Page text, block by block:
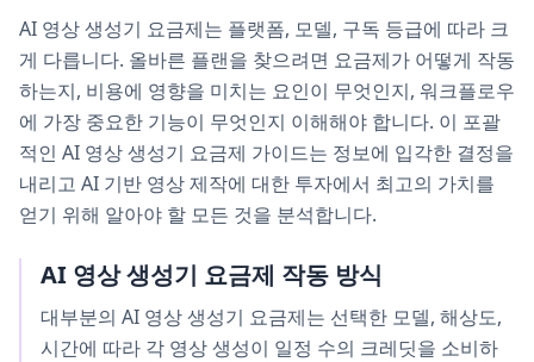
AI 영상 생성기 요금제는 플랫폼, 모델, 구독 등급에 따라 크
게 다릅니다. 올바른 플랜을 찾으려면 요금제가 어떻게 작동
하는지, 비용에 영향을 미치는 요인이 무엇인지, 워크플로우
에 가장 중요한 기능이 무엇인지 이해해야 합니다. 이 포괄
적인 AI 영상 생성기 요금제 가이드는 정보에 입각한 결정을
내리고 AI 기반 영상 제작에 대한 투자에서 최고의 가치를
얻기 위해 알아야 할 모든 것을 분석합니다.
AI 영상 생성기 요금제 작동 방식
대부분의 AI 영상 생성기 요금제는 선택한 모델, 해상도,
시간에 따라 각 영상 생성이 일정 수의 크레딧을 소비하